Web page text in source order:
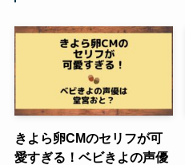
きよら卵CMのセリフが可
愛すぎる！ベビきよの声優